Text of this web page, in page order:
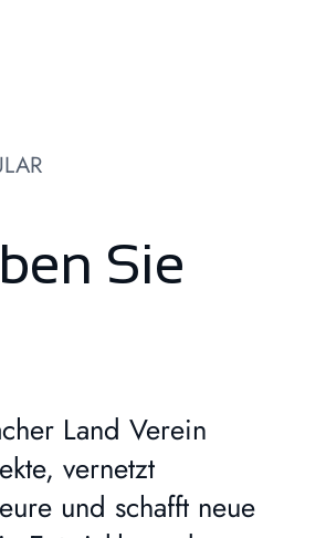
Sie
Land Verein
vernetzt
und schafft neue